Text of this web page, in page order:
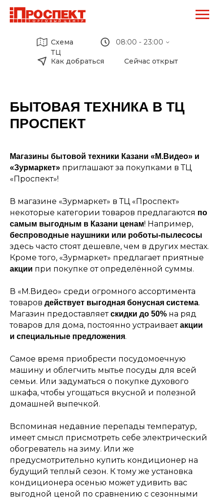
Схема
ТЦ
Как добраться
Сейчас открыт
08:00 - 23:00
ТЦ Проспект:
10:00 - 22:00
10:00 - 22:00
БЫТОВАЯ ТЕХНИКА В ТЦ
ПРОСПЕКТ
Магазины бытовой техники Казани «М.Видео» и
«Зурмаркет» приглашают за покупками в ТЦ
«Проспект»!
В магазине «Зурмаркет» в ТЦ «Проспект»
некоторые категории товаров предлагаются по
самым выгодным в Казани ценам! Например,
беспроводные наушники или роботы-пылесосы
здесь часто стоят дешевле, чем в других местах.
Кроме того, «Зурмаркет» предлагает приятные
акции при покупке от определённой суммы.
В «М.Видео» среди огромного ассортимента
товаров действует выгодная бонусная система.
Магазин предоставляетскидки до 50% на ряд
товаров для дома, постоянно устраиваетакции
и специальные предложения.
Самое время приобрести посудомоечную
машину и облегчить мытье посуды для всей
семьи. Или задуматься о покупке духового
шкафа, чтобы угощаться вкусной и полезной
домашней выпечкой.
Вспоминая недавние перепады температур,
имеет смысл присмотреть себе электрический
обогреватель на зиму. Или же
предусмотрительно купить кондиционер на
будущий теплый сезон. К тому же установка
кондиционера осенью может удивить вас
выгодной ценой по сравнению с сезонными